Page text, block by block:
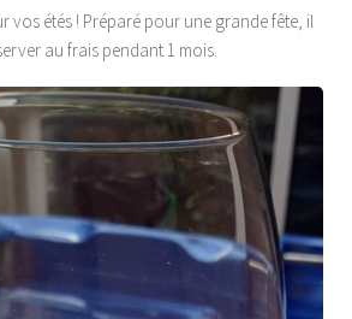
vos étés ! Préparé pour une grande fête, il
au frais pendant 1 mois.